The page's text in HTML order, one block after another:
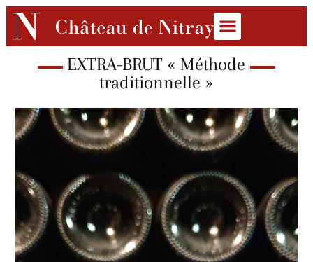
EXTRA-BRUT « Méthode
traditionnelle »